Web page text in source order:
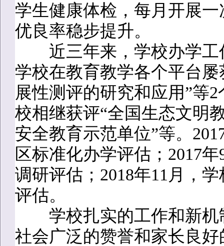
学生健康体检，每月开展
优良率稳步提升。
近三年来，学校办学工
学校在教育教学各个平台
展性测评的研究和应用”等
校相继获评“全国生态文明
安全教育示范单位”等。
区标准化办学评估；2017
调研评估；2018年11月，
评估。
学校扎实的工作和新机
社会广泛的赞誉和家长良